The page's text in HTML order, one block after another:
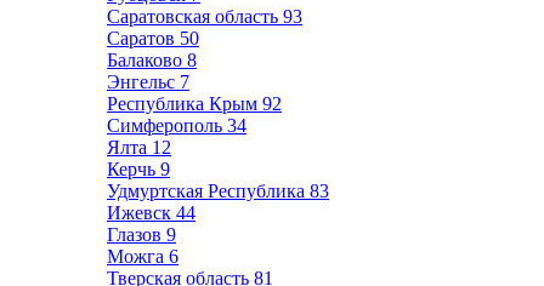
Саратовская область 93
Саратов 50
Балаково 8
Энгельс 7
Республика Крым 92
Симферополь 34
Ялта 12
Керчь 9
Удмуртская Республика 83
Ижевск 44
Глазов 9
Можга 6
Тверская область 81